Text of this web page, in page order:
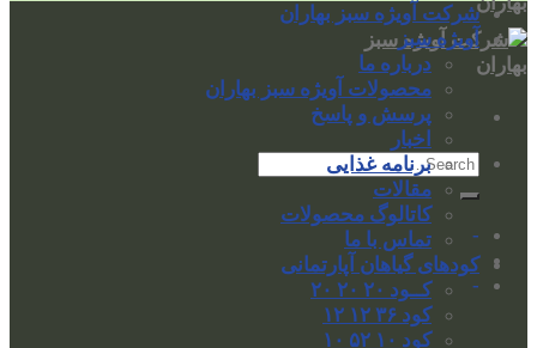
-
-
شرکت آویژه سبز بهاران
آویژه سبز
درباره ما
محصولات آویژه سبز بهاران
پرسش و پاسخ
اخبار
برنامه غذایی
مقالات
کاتالوگ محصولات
تماس با ما
کودهای گیاهان آپارتمانی
کــود ۲۰ ۲۰ ۲۰
کود ۳۶ ۱۲ ۱۲
کود ۱۰ ۵۲ ۱۰